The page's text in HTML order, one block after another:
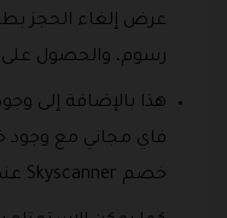
عرض إلغاء الحجز
رسوم، والحصول
هذا بالإضافة إلى
فاي مجاني مع وجود
خصم Skyscanner عند الحجز من خلال المتجر.